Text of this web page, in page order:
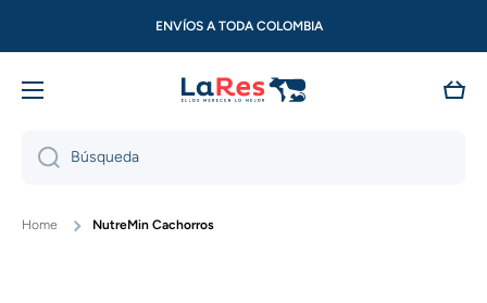
Ir directamente al contenidoENVÍOS A TODA COLOMBIA
Búsqueda
Home NutreMin Cachorros